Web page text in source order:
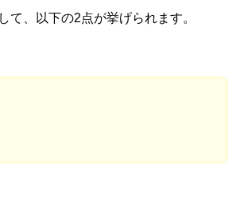
て、以下の2点が挙げられます。